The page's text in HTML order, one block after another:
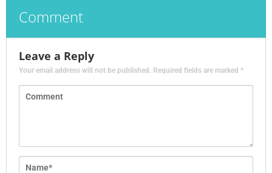
Comment
Leave a Reply
Your email address will not be published. Required fields are marked *